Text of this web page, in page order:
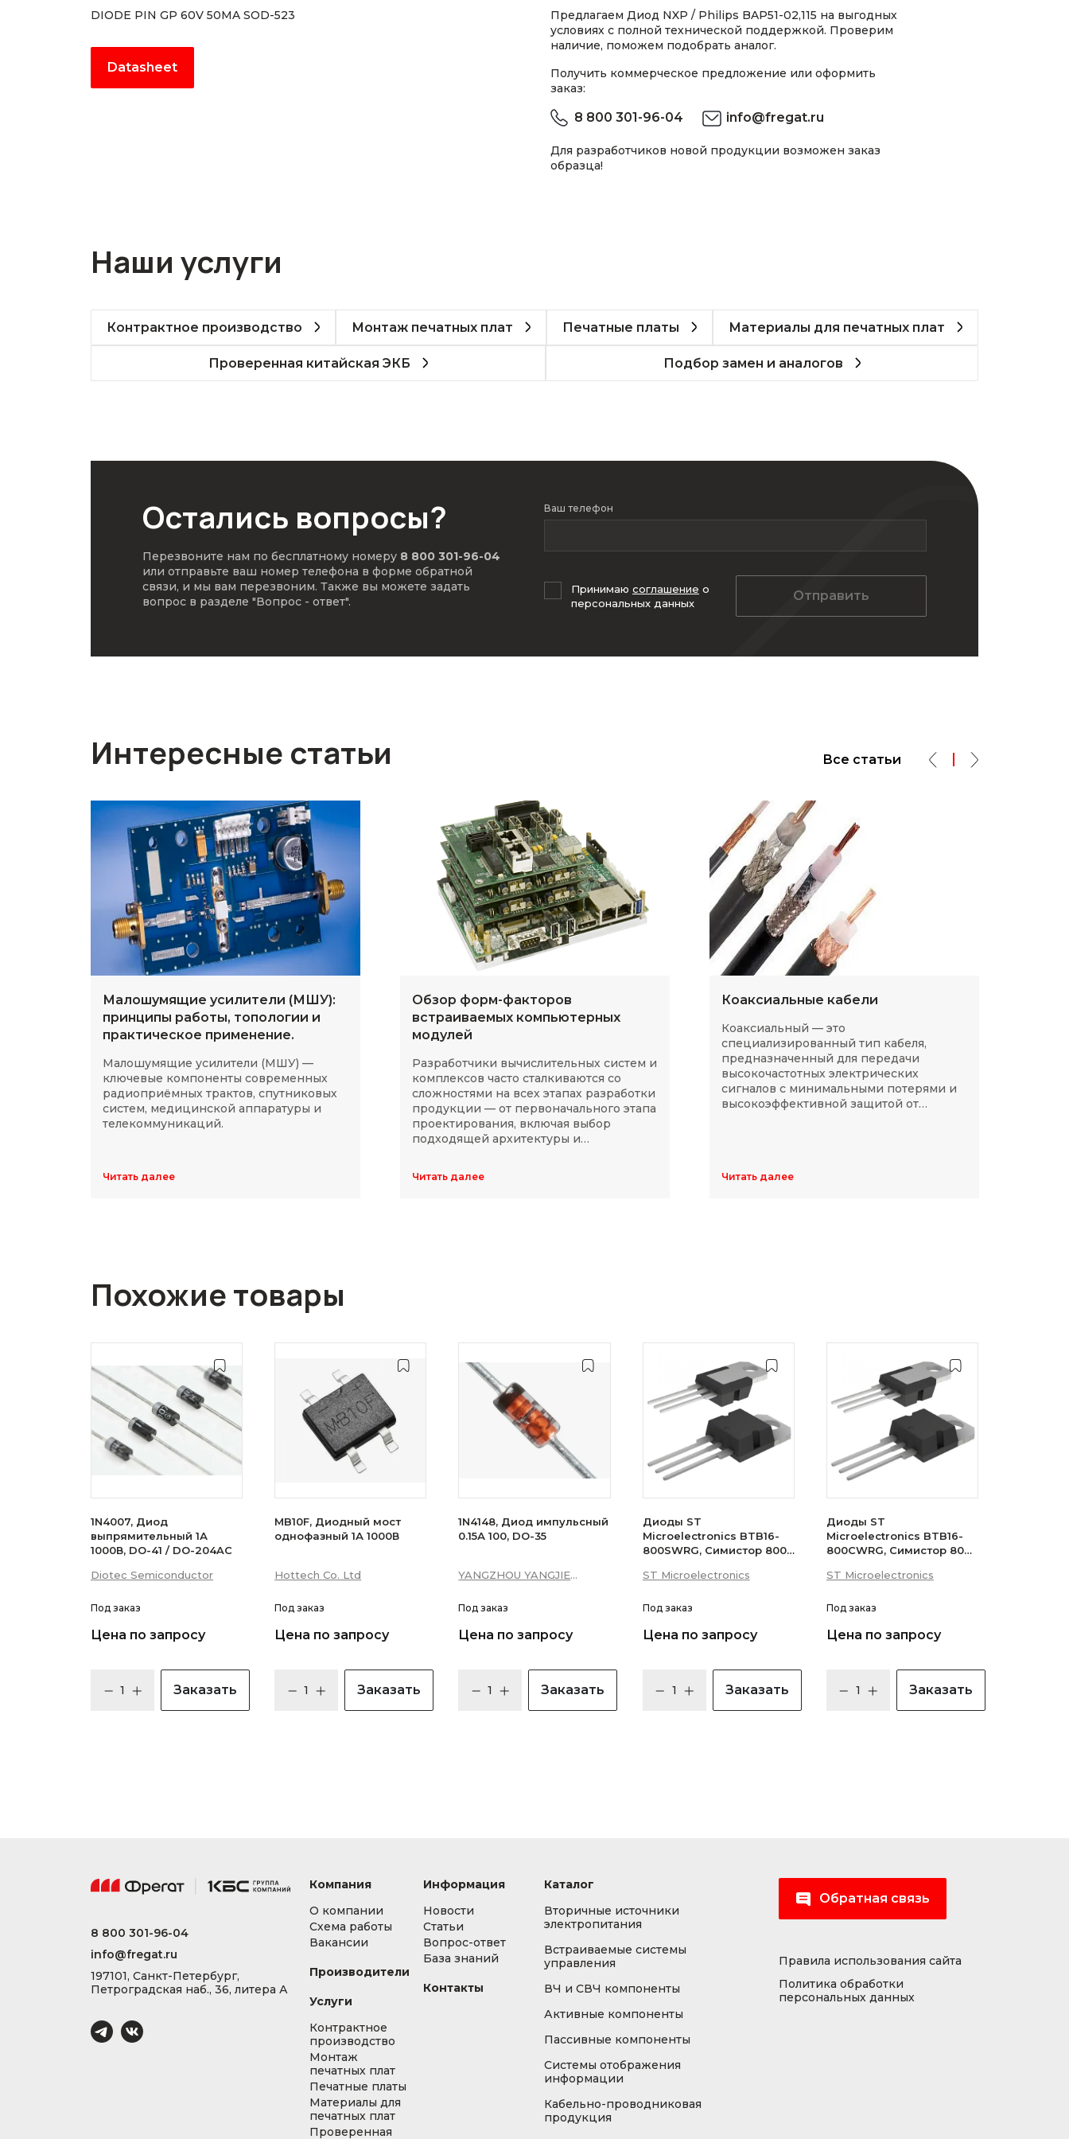
DIODE PIN GP 60V 50MA SOD-523
Datasheet
Предлагаем Диод NXP / Philips BAP51-02,115 на выгодных
условиях с полной технической поддержкой. Проверим
наличие, поможем подобрать аналог.
Получить коммерческое предложение или оформить
заказ:
8 800 301-96-04 info@fregat.ru
Для разработчиков новой продукции возможен заказ
образца!
Наши услуги
Контрактное производство Монтаж печатных плат Печатные платы Материалы для печатных плат
Проверенная китайская ЭКБ Подбор замен и аналогов
Остались вопросы?
Перезвоните нам по бесплатному номеру 8 800 301-96-04
или отправьте ваш номер телефона в форме обратной
связи, и мы вам перезвоним. Также вы можете задать
вопрос в разделе "Вопрос - ответ".
Ваш телефон
Принимаю соглашение о
персональных данных
Отправить
Интересные статьи Все статьи
Малошумящие усилители (МШУ):
принципы работы, топологии и
практическое применение.
Малошумящие усилители (МШУ) —
ключевые компоненты современных
радиоприёмных трактов, спутниковых
систем, медицинской аппаратуры и
телекоммуникаций.
Читать далее
Обзор форм-факторов
встраиваемых компьютерных
модулей
Разработчики вычислительных систем и
комплексов часто сталкиваются со
сложностями на всех этапах разработки
продукции — от первоначального этапа
проектирования, включая выбор
подходящей архитектуры и
длительного массового производства.
Читать далее
Коаксиальные кабели
Коаксиальный — это
специализированный тип кабеля,
предназначенный для передачи
высокочастотных электрических
сигналов с минимальными потерями и
высокоэффективной защитой от
Читать далее
Похожие товары
1N4007, Диод
выпрямительный 1А
1000В, DO-41 / DO-204AC
Diotec Semiconductor
Под заказ
Цена по запросу
Заказать
MB10F, Диодный мост
однофазный 1А 1000В
Hottech Co. Ltd
Под заказ
Цена по запросу
Заказать
1N4148, Диод импульсный
0.15А 100, DO-35
YANGZHOU YANGJIE
Под заказ
Цена по запросу
Заказать
Диоды ST
Microelectronics BTB16-
800SWRG, Симистор 800В
уровень)
ST Microelectronics
Под заказ
Цена по запросу
Заказать
Диоды ST
Microelectronics BTB16-
800CWRG, Симистор 800В
(бесснабберный)
ST Microelectronics
Под заказ
Цена по запросу
Заказать
8 800 301-96-04
info@fregat.ru
197101, Санкт-Петербург,
Петроградская наб., 36, литера А
Компания
О компании
Схема работы
Вакансии
Производители
Услуги
Контрактное
производство
Монтаж
печатных плат
Печатные платы
Материалы для
печатных плат
Проверенная
Информация
Новости
Статьи
Вопрос-ответ
База знаний
Контакты
Каталог
Вторичные источники
электропитания
Встраиваемые системы
управления
ВЧ и СВЧ компоненты
Активные компоненты
Пассивные компоненты
Системы отображения
информации
Кабельно-проводниковая
продукция
Обратная связь
Правила использования сайта
Политика обработки
персональных данных